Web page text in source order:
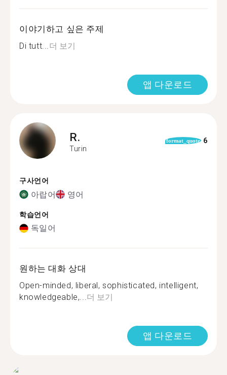
이야기하고 싶은 주제
Di tutt...더 보기
앱 다운로드
R.
Turin
format_quote 6
구사언어
아랍어 영어
학습언어
독일어
원하는 대화 상대
Open-minded, liberal, sophisticated, intelligent,
knowledgeable,...더 보기
앱 다운로드